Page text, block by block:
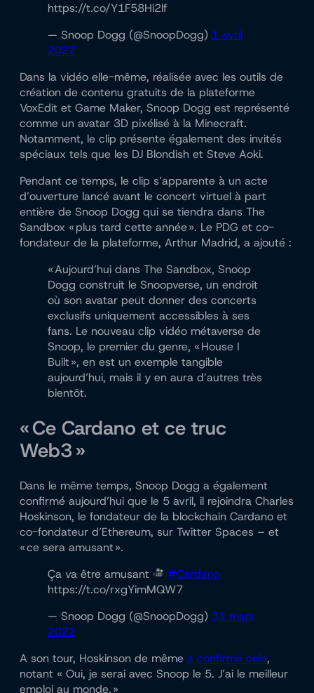
https://t.co/Y1F58Hi2lf
— Snoop Dogg (@SnoopDogg) 1 avril
2022
Dans la vidéo elle-même, réalisée avec les outils de
création de contenu gratuits de la plateforme
VoxEdit et Game Maker, Snoop Dogg est représenté
comme un avatar 3D pixélisé à la Minecraft.
Notamment, le clip présente également des invités
spéciaux tels que les DJ Blondish et Steve Aoki.
Pendant ce temps, le clip s’apparente à un acte
d’ouverture lancé avant le concert virtuel à part
entière de Snoop Dogg qui se tiendra dans The
Sandbox « plus tard cette année ». Le PDG et co-
fondateur de la plateforme, Arthur Madrid, a ajouté :
« Aujourd’hui dans The Sandbox, Snoop
Dogg construit le Snoopverse, un endroit
où son avatar peut donner des concerts
exclusifs uniquement accessibles à ses
fans. Le nouveau clip vidéo métaverse de
Snoop, le premier du genre, « House I
Built », en est un exemple tangible
aujourd’hui, mais il y en aura d’autres très
bientôt.
« Ce Cardano et ce truc
Web3 »
Dans le même temps, Snoop Dogg a également
confirmé aujourd’hui que le 5 avril, il rejoindra Charles
Hoskinson, le fondateur de la blockchain Cardano et
co-fondateur d’Ethereum, sur Twitter Spaces – et
« ce sera amusant ».
Ça va être amusant
#Cardano
https://t.co/rxgYimMQW7
— Snoop Dogg (@SnoopDogg) 31 mars
2022
A son tour, Hoskinson de même a confirmé cela,
notant « Oui, je serai avec Snoop le 5. J’ai le meilleur
emploi au monde. »